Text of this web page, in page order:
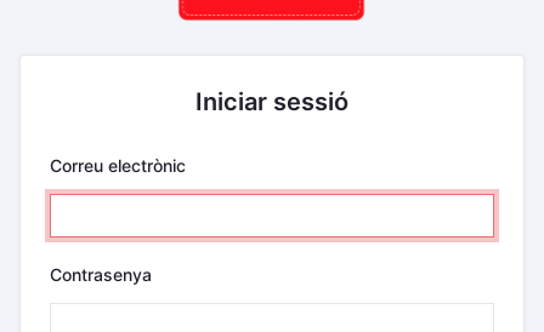
Iniciar sessió
Correu electrònic
Contrasenya